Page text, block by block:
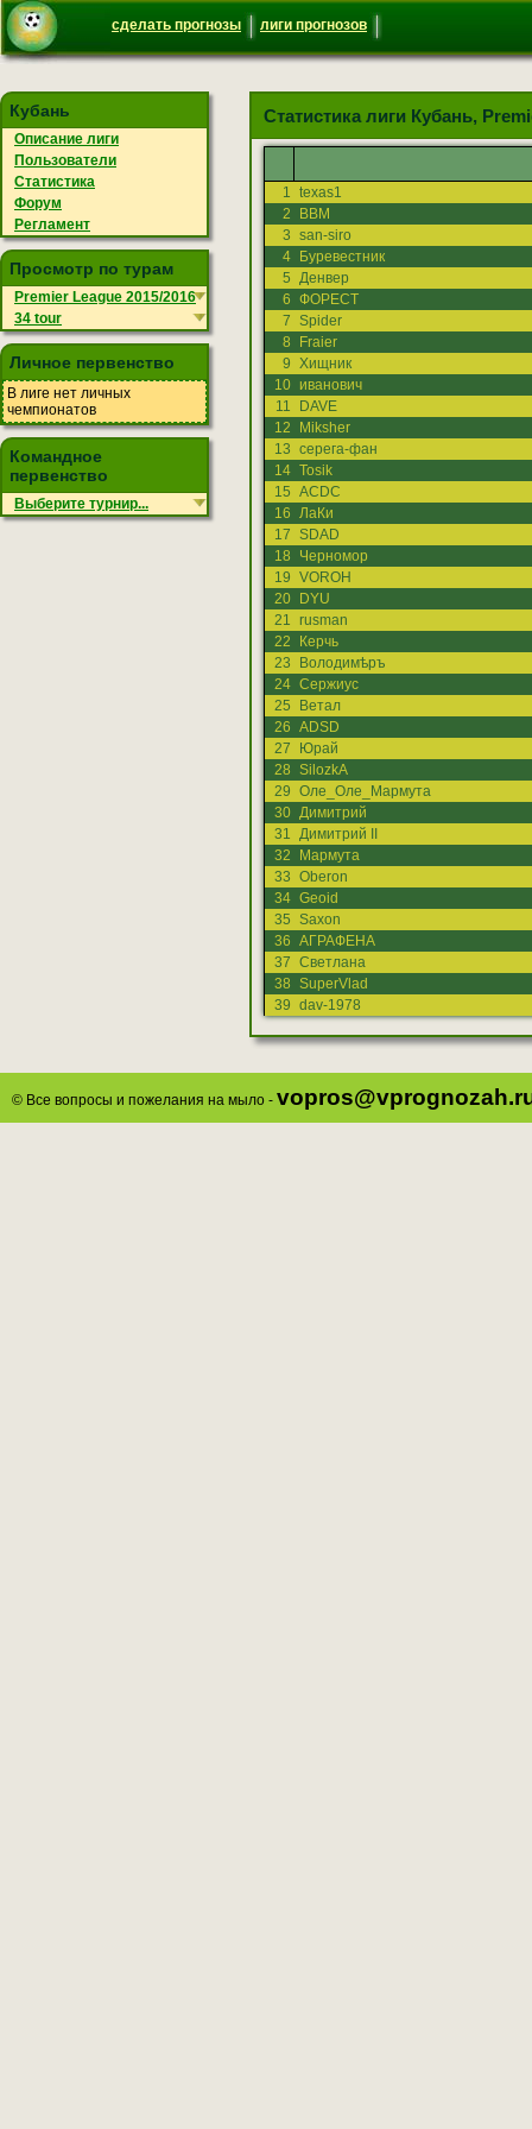
сделать прогнозы лиги прогнозов
Статистика лиги Кубань,
1 texas1
2
ВВМ
3 san-siro
4
Буревестник
5 Денвер
6 ФОРЕСТ
7 Spider
8
Fraier
9 Хищник
10 иванович
11
DAVE
12
Miksher
13 серега-фан
14 Tosik
15 ACDC
16 ЛаКи
17 SDAD
18
Черномор
19 VOROH
20
DYU
21 rusman
22
Керчь
23
Володимѣръ
24 Сержиус
25
Ветал
26 ADSD
27
Юрай
28 SilozkA
29 Оле_Оле_Мармута
30 Димитрий
31 Димитрий II
32
Мармута
33 Oberon
34 Geoid
35 Saxon
36 АГРАФЕНА
37 Светлана
38 SuperVlad
39 dav-1978
Кубань
Описание лиги
Пользователи
Статистика
Форум
Регламент
Просмотр по турам
Premier League 2015/2016
34 tour
Личное первенство
В лиге нет личных
чемпионатов
Командное
первенство
Выберите турнир...
© Все вопросы и пожелания на мыло -